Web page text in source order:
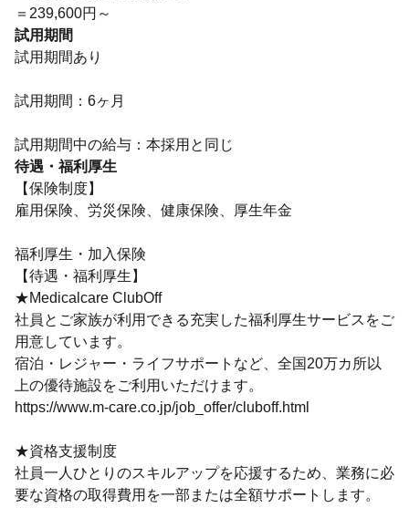
＝239,600円～
試用期間
試用期間あり
試用期間：6ヶ月
試用期間中の給与：本採用と同じ
待遇・福利厚生
【保険制度】
雇用保険、労災保険、健康保険、厚生年金
福利厚生・加入保険
【待遇・福利厚生】
★Medicalcare ClubOff
社員とご家族が利用できる充実した福利厚生サービスをご
用意しています。
宿泊・レジャー・ライフサポートなど、全国20万カ所以
上の優待施設をご利用いただけます。
https://www.m-care.co.jp/job_offer/cluboff.html
★資格支援制度
社員一人ひとりのスキルアップを応援するため、業務に必
要な資格の取得費用を一部または全額サポートします。